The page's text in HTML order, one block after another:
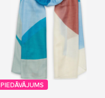
PIEDĀVĀJUMS